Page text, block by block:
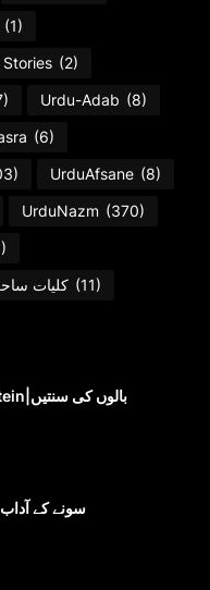
(1)
(2)
Urdu-Adab (8)
(6)
UrduAfsane (8)
UrduNazm (370)
کلیات (11)
Balon ki Sunnatein|بالوں کی سنتیں
Sone ke Aadab سونے کے آداب